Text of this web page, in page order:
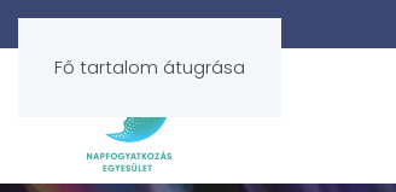
Fő tartalom átugrása